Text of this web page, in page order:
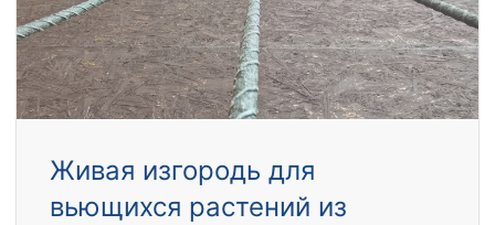
Живая изгородь для
вьющихся растений из